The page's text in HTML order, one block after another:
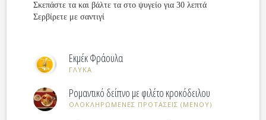
Σκεπάστε τα και βάλτε τα στο ψυγείο για 30 λεπτά
Σερβίρετε με σαντιγί
Εκμέκ Φράουλα
ΓΛΥΚΑ
Ρομαντικό δείπνο με φιλέτο κροκόδειλου
ΟΛΟΚΛΗΡΩΜΕΝΕΣ ΠΡΟΤΑΣΕΙΣ (ΜΕΝΟΥ)